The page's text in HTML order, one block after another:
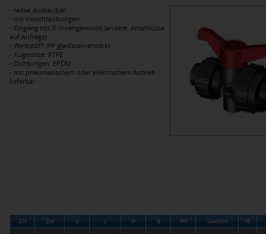
- radial ausbaubar
- mit Verschraubungen
- Eingang mit R-Innengewinde (andere Anschlüsse
auf Anfrage)
- Werkstoff: PP glasfaserverstärkt
- Kugelsitze: PTFE
- Dichtungen: EPDM
- mit pneumatischem oder elektrischem Antrieb
lieferbar
DN Zoll d L H B PN Gewicht VE